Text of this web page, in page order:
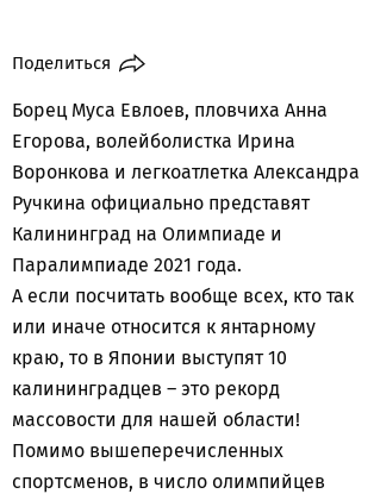
Поделиться
Борец Муса Евлоев, пловчиха Анна
Егорова, волейболистка Ирина
Воронкова и легкоатлетка Александра
Ручкина официально представят
Калининград на Олимпиаде и
Паралимпиаде 2021 года.
А если посчитать вообще всех, кто так
или иначе относится к янтарному
краю, то в Японии выступят 10
калининградцев – это рекорд
массовости для нашей области!
Помимо вышеперечисленных
спортсменов, в число олимпийцев